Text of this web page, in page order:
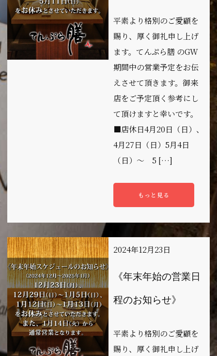
平素より格別のご愛顧を
賜り、厚く御礼申し上げ
ます。てんぷら膳 のGW
期間中の営業予定をお伝
えさせて頂きます。御来
店をご予定頂く参考にし
て頂けますと幸いです。
■店休日4月20日（日）、
4月27日（日）5月4日
（日）～ 5 […]
もっと見る
2024年12月23日
《年末年始の営業日
程のお知らせ》
平素より格別のご愛顧を
賜り、厚く御礼申し上げ